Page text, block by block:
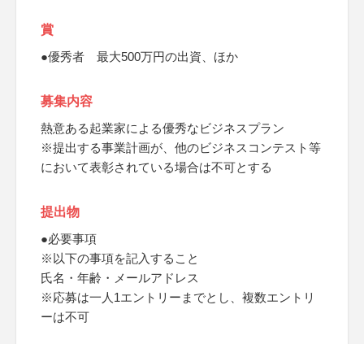
賞
●優秀者 最大500万円の出資、ほか
募集内容
熱意ある起業家による優秀なビジネスプラン
※提出する事業計画が、他のビジネスコンテスト等
において表彰されている場合は不可とする
提出物
●必要事項
※以下の事項を記入すること
氏名・年齢・メールアドレス
※応募は一人1エントリーまでとし、複数エントリ
ーは不可